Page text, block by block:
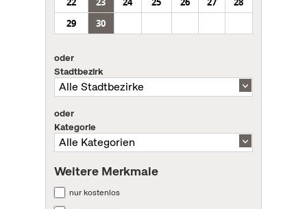
29
30
oder
Stadtbezirk
oder
Kategorie
Weitere Merkmale
nur kostenlos